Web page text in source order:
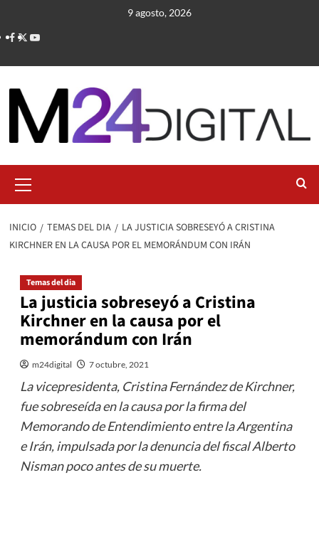
contenido
9 agosto, 2026
primario
INICIO TEMAS DEL DIA
LA JUSTICIA SOBRESEYÓ A CRISTINA
KIRCHNER EN LA CAUSA POR EL MEMORÁNDUM CON IRÁN
Temas del dia
La justicia sobreseyó a Cristina
Kirchner en la causa por el
memorándum con Irán
m24digital 7 octubre, 2021
La vicepresidenta, Cristina Fernández de Kirchner,
fue sobreseída en la causa por la firma del
Memorando de Entendimiento entre la Argentina
e Irán, impulsada por la denuncia del fiscal Alberto
Nisman poco antes de su muerte.